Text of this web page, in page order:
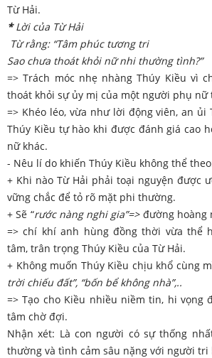
Từ Hải.
*Lời của Từ Hải
Từ rằng: “Tâm phúc tương tri
Sao chưa thoát khỏi nữ nhi thường tình?”
=> Trách móc nhẹ nhàng Thúy Kiều vì
thoát khỏi sự ủy mị của một người phụ nữ
=> Khéo léo, vừa như lời động viên, an ủi
Thúy Kiều tự hào khi được đánh giá cao
nữ khác.
- Nêu lí do khiến Thúy Kiều không thể
+ Khi nào Từ Hải phải toại nguyện được
vững chắc để tỏ rõ mặt phi thường.
+ Sẽ “rước nàng nghi gia”=>đường hoàng
=> chí khí anh hùng đồng thời vừa thể
tâm, trân trọng Thúy Kiều của Từ Hải.
+ Không muốn Thúy Kiều chịu khổ cùng
trời chiếu đất”, “bốn bể không nhà”,..
=> Tạo cho Kiều nhiều niềm tin, hi vọng
tâm chờ đợi.
Nhận xét: Là con người có sự thống
thường và tình cảm sâu nặng với người tri